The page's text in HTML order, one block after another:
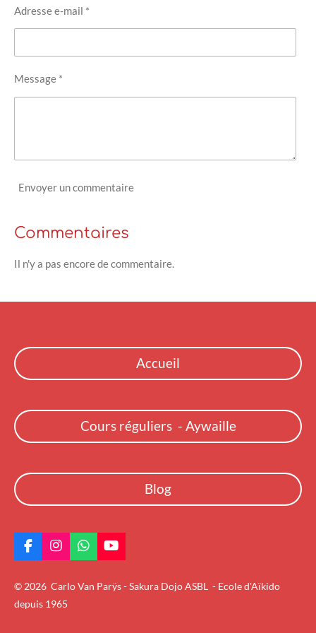
Adresse e-mail *
Message *
Envoyer un commentaire
Commentaires
Il n'y a pas encore de commentaire.
Accueil
Cours réguliers - Aywaille
Blog
F
a
e
b
I
n
t
a
W
h
t
Y
o
T
© 2026 Carlo Van Parÿs - Sakura Dojo ASBL - Ecole d'Aïkido
depuis 1965